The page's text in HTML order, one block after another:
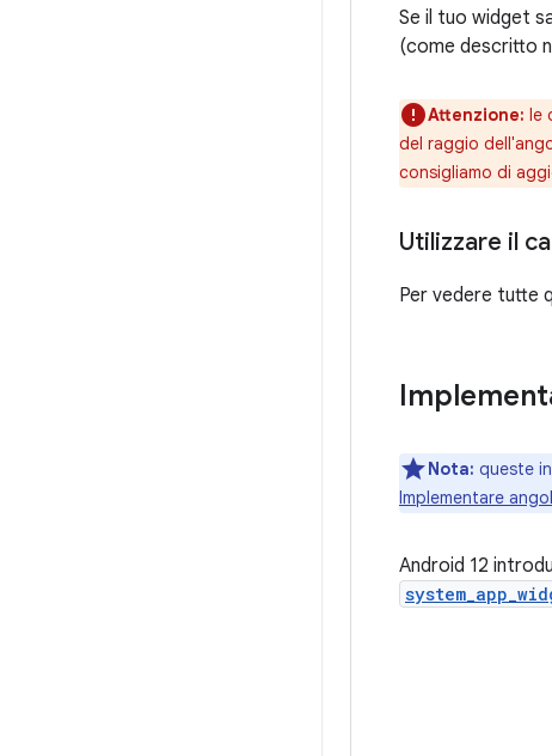
Se il tuo widget
(come descritto
Attenzione: le
del raggio
consigliamo di
Utilizzare il
Per vedere tutte
Nota: queste
Implementare
Android 12